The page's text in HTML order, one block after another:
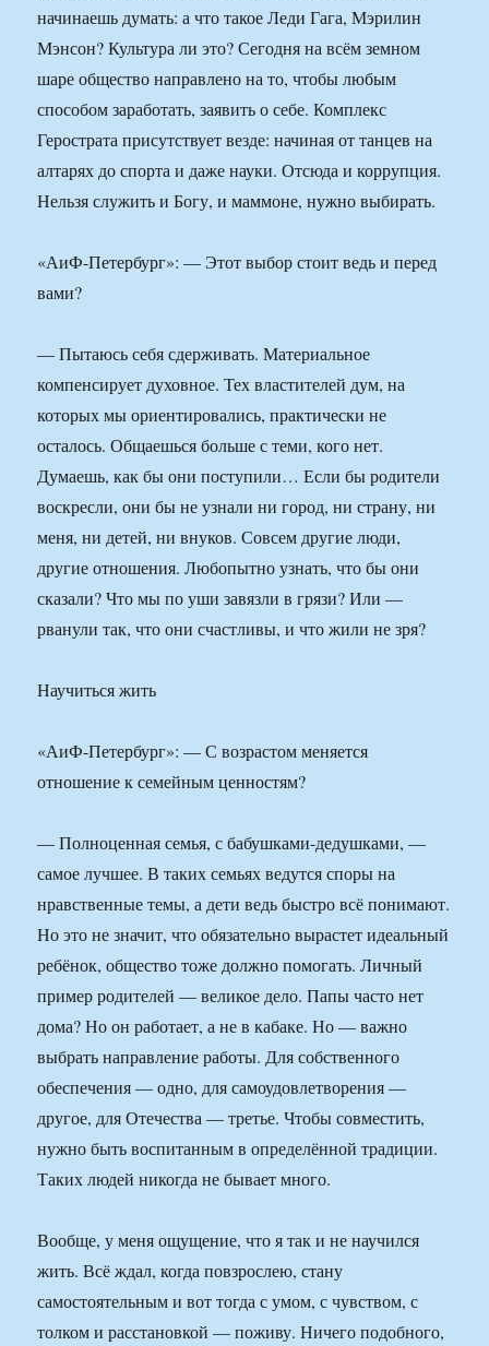
начинаешь думать: а что такое Леди Гага, Мэрилин
Мэнсон? Культура ли это? Сегодня на всём земном
шаре общество направлено на то, чтобы любым
способом заработать, заявить о себе. Комплекс
Герострата присутствует везде: начиная от танцев на
алтарях до спорта и даже науки. Отсюда и коррупция.
Нельзя служить и Богу, и маммоне, нужно выбирать.
«АиФ-Петербург»: — Этот выбор стоит ведь и перед
вами?
— Пытаюсь себя сдерживать. Материальное
компенсирует духовное. Тех властителей дум, на
которых мы ориентировались, практически не
осталось. Общаешься больше с теми, кого нет.
Думаешь, как бы они поступили… Если бы родители
воскресли, они бы не узнали ни город, ни страну, ни
меня, ни детей, ни внуков. Совсем другие люди,
другие отношения. Любопытно узнать, что бы они
сказали? Что мы по уши завязли в грязи? Или —
рванули так, что они счастливы, и что жили не зря?
Научиться жить
«АиФ-Петербург»: — С возрастом меняется
отношение к семейным ценностям?
— Полноценная семья, с бабушками-дедушками, —
самое лучшее. В таких семьях ведутся споры на
нравственные темы, а дети ведь быстро всё понимают.
Но это не значит, что обязательно вырастет идеальный
ребёнок, общество тоже должно помогать. Личный
пример родителей — великое дело. Папы часто нет
дома? Но он работает, а не в кабаке. Но — важно
выбрать направление работы. Для собственного
обеспечения — одно, для самоудовлетворения —
другое, для Отечества — третье. Чтобы совместить,
нужно быть воспитанным в определённой традиции.
Таких людей никогда не бывает много.
Вообще, у меня ощущение, что я так и не научился
жить. Всё ждал, когда повзрослею, стану
самостоятельным и вот тогда с умом, с чувством, с
толком и расстановкой — поживу. Ничего подобного,